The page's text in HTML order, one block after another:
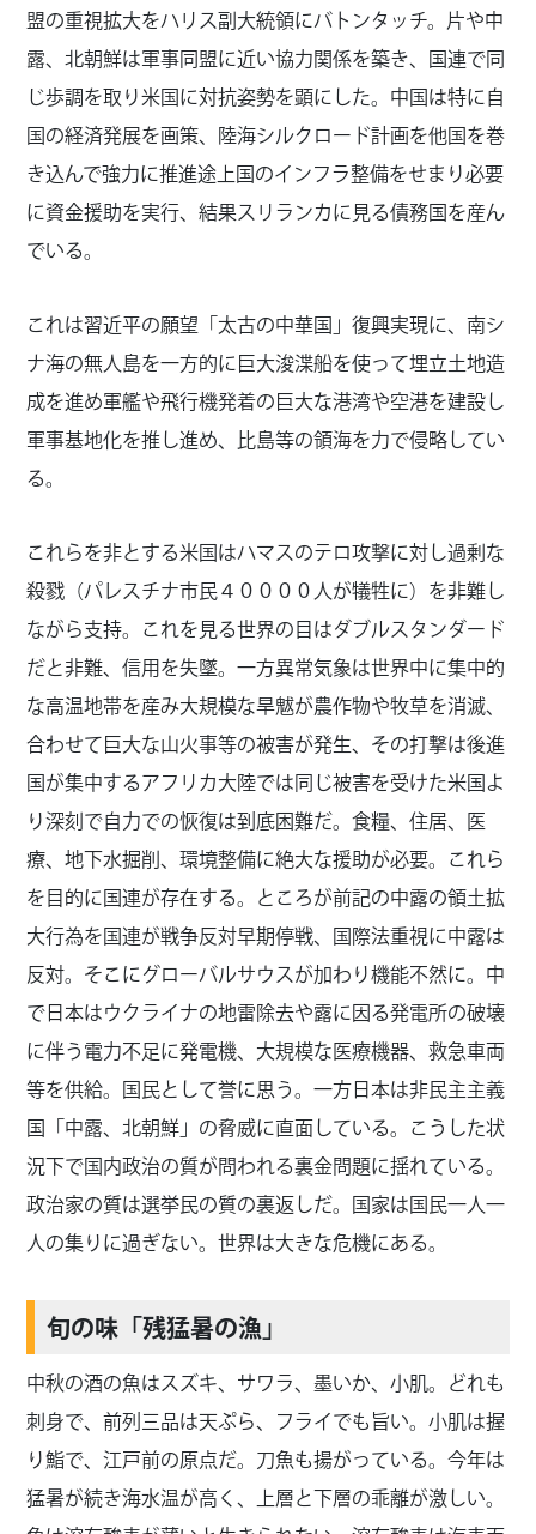
盟の重視拡大をハリス副大統領にバトンタッチ。片や中
露、北朝鮮は軍事同盟に近い協力関係を築き、国連で同
じ歩調を取り米国に対抗姿勢を顕にした。中国は特に自
国の経済発展を画策、陸海シルクロード計画を他国を巻
き込んで強力に推進途上国のインフラ整備をせまり必要
に資金援助を実行、結果スリランカに見る債務国を産ん
でいる。
これは習近平の願望「太古の中華国」復興実現に、南シ
ナ海の無人島を一方的に巨大浚渫船を使って埋立土地造
成を進め軍艦や飛行機発着の巨大な港湾や空港を建設し
軍事基地化を推し進め、比島等の領海を力で侵略してい
る。
これらを非とする米国はハマスのテロ攻撃に対し過剰な
殺戮（パレスチナ市民４００００人が犠牲に）を非難し
ながら支持。これを見る世界の目はダブルスタンダード
だと非難、信用を失墜。一方異常気象は世界中に集中的
な高温地帯を産み大規模な旱魃が農作物や牧草を消滅、
合わせて巨大な山火事等の被害が発生、その打撃は後進
国が集中するアフリカ大陸では同じ被害を受けた米国よ
り深刻で自力での恢復は到底困難だ。食糧、住居、医
療、地下水掘削、環境整備に絶大な援助が必要。これら
を目的に国連が存在する。ところが前記の中露の領土拡
大行為を国連が戦争反対早期停戦、国際法重視に中露は
反対。そこにグローバルサウスが加わり機能不然に。中
で日本はウクライナの地雷除去や露に因る発電所の破壊
に伴う電力不足に発電機、大規模な医療機器、救急車両
等を供給。国民として誉に思う。一方日本は非民主主義
国「中露、北朝鮮」の脅威に直面している。こうした状
況下で国内政治の質が問われる裏金問題に揺れている。
政治家の質は選挙民の質の裏返しだ。国家は国民一人一
人の集りに過ぎない。世界は大きな危機にある。
旬の味「残猛暑の漁」
中秋の酒の魚はスズキ、サワラ、墨いか、小肌。どれも
刺身で、前列三品は天ぷら、フライでも旨い。小肌は握
り鮨で、江戸前の原点だ。刀魚も揚がっている。今年は
猛暑が続き海水温が高く、上層と下層の乖離が激しい。